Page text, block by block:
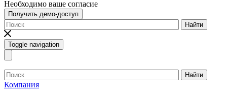
Необходимо ваше согласие
Получить демо-доступ
Найти
Toggle navigation
Найти
Компания